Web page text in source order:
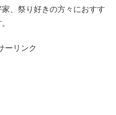
、祭り好きの方々におすす
ーリンク